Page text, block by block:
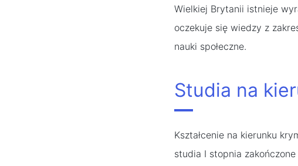
Wielkiej Brytanii istnieje
oczekuje się wiedzy z
nauki społeczne.
Studia na
Kształcenie na kierunku
studia I stopnia